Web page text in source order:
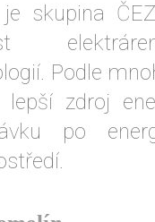
skupina
Podle
lepší zdroj
po